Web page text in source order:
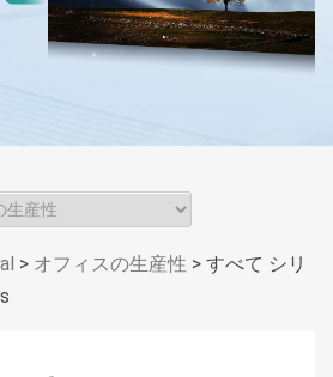
> オフィスの生産性 > すべて シリ